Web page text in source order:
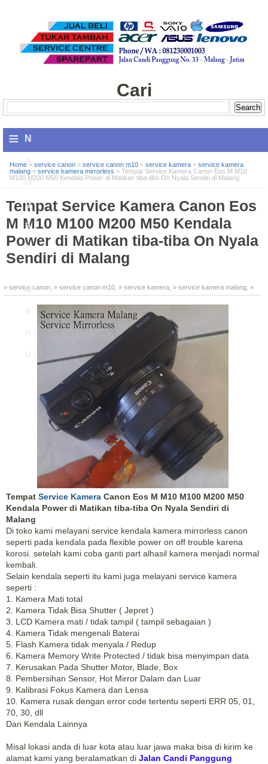
Cari
≡ N
vi
g
a
si
M
Home » service canon » service canon m10 » service kamera » service kamera
malang » service kamera mirrorless » Tempat Service Kamera Canon Eos M M10
M100 M200 M50 Kendala Power di Matikan tiba-tiba On Nyala Sendiri di Malang
Tempat Service Kamera Canon Eos
M M10 M100 M200 M50 Kendala
Power di Matikan tiba-tiba On Nyala
Sendiri di Malang
» service canon » service canon m10 » service kamera » service kamera malang »
service kamera mirrorless
Tempat Service Kamera Canon Eos M M10 M100 M200 M50
Kendala Power di Matikan tiba-tiba On Nyala Sendiri di
Malang
Di toko kami melayani service kendala kamera mirrorless canon
seperti pada kendala pada flexible power on off trouble karena
korosi. setelah kami coba ganti part alhasil kamera menjadi normal
kembali.
Selain kendala seperti itu kami juga melayani service kamera
seperti :
1. Kamera Mati total
2. Kamera Tidak Bisa Shutter ( Jepret )
3. LCD Kamera mati / tidak tampil ( tampil sebagaian )
4. Kamera Tidak mengenali Baterai
5. Flash Kamera tidak menyala / Redup
6. Kamera Memory Write Protected / tidak bisa menyimpan data
7. Kerusakan Pada Shutter Motor, Blade, Box
8. Pembersihan Sensor, Hot Mirror Dalam dan Luar
9. Kalibrasi Fokus Kamera dan Lensa
10. Kamera rusak dengan error code tertentu seperti ERR 05, 01,
70, 30, dll
Dan Kendala Lainnya
Misal lokasi anda di luar kota atau luar jawa maka bisa di kirim ke
alamat kami yang beralamatkan di Jalan Candi Panggung